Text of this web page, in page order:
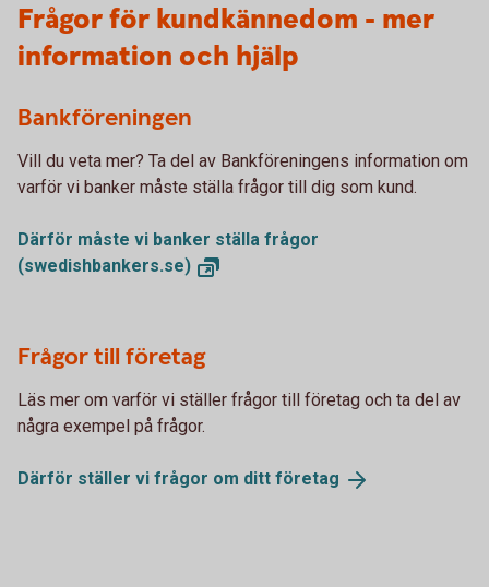
Frågor för kundkännedom - mer
information och hjälp
Bankföreningen
Vill du veta mer? Ta del av Bankföreningens information om
varför vi banker måste ställa frågor till dig som kund.
Därför måste vi banker ställa frågor
(swedishbankers.se)
Frågor till företag
Läs mer om varför vi ställer frågor till företag och ta del av
några exempel på frågor.
Därför ställer vi frågor om ditt företag